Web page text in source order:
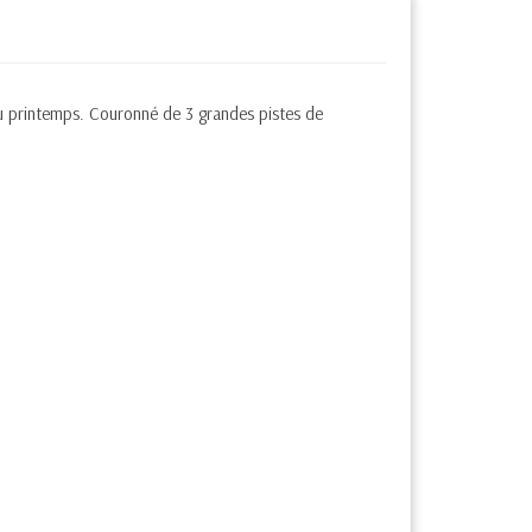
Couronné de 3 grandes pistes de